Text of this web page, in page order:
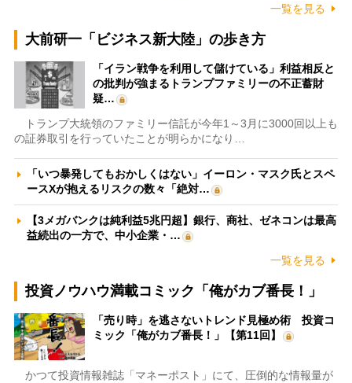
一覧を見る
大前研一「ビジネス新大陸」の歩き方
「イラン戦争を利用して儲けている」利益相反と
の批判が強まるトランプファミリーの不正蓄財
疑…
トランプ大統領のファミリー信託が今年1～3月に3000回以上も
の証券取引を行っていたことが明らかになり…
「いつ暴発してもおかしくはない」イーロン・マスク氏とスペ
ースXが抱えるリスクの数々「絶対…
【3メガバンクは純利益5兆円超】銀行、商社、ゼネコンは最高
益続出の一方で、中小企業・…
一覧を見る
投資ノウハウ満載コミック「俺がカブ番長！」
「売り時」を逃さないトレンド見極め術 投資コ
ミック「俺がカブ番長！」【第11回】
かつて投資情報雑誌「マネーポスト」にて、圧倒的な情報量が